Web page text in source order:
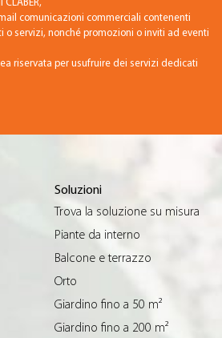
comunicazioni commerciali contenenti
o servizi, nonché promozioni o inviti ad eventi
riservata per usufruire dei servizi dedicati
Soluzioni
Trova la soluzione su misura
Piante da interno
Balcone e terrazzo
Orto
Giardino fino a 50 m²
Giardino fino a 200 m²